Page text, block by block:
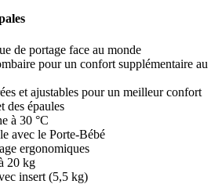
de portage face au monde
pour un confort supplémentaire au
et ajustables pour un meilleur confort
des épaules
à 30 °C
avec le Porte-Bébé
ergonomiques
20 kg
insert (5,5 kg)